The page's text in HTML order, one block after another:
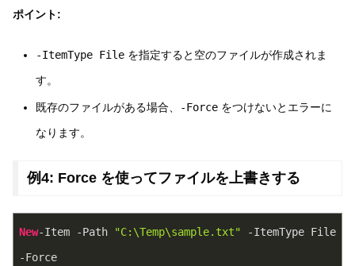
ポイント:
-ItemType Fileを指定すると空のファイルが作成されま
す。
既存のファイルがある場合、 -Forceをつけないとエラーに
なります。
例4: Force を使ってファイルを上書きする
New-Item -Path "C:\Temp\sample.txt" -ItemType File
-Force